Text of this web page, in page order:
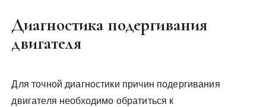
Диагностика подергивания
двигателя
Для точной диагностики причин подергивания
двигателя необходимо обратиться к